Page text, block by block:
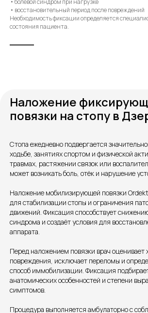
• болевой синдром при нагрузке
• восстановительный период после повреждений
Необходимость фиксации определяется
состояния пациента.
Наложение
повязки на стопу в
Стопа ежедневно подвергается
ходьбе, занятиях спортом и физической
травмах, растяжении связок или
может возникать боль, отёк и нарушение
Наложение мобилизирующей повязки
для стабилизации стопы и ограничения
движений. Фиксация способствует
синдрома и создаёт условия для
аппарата.
Перед наложением повязки врач оценивает
повреждения, исключает переломы и
способ иммобилизации. Фиксация
анатомических особенностей и степени
симптомов.
Процедура выполняется амбулаторно с
Контакты
+7 8313 248 248
Единый номер
Петрищева д.35.пом.3
Патоличева 21Д,П.1 Новый